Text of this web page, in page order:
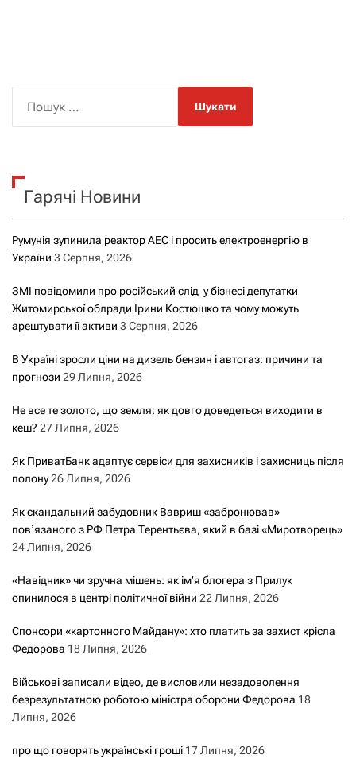
к
Гарячі Новини
Румунія зупинила реактор АЕС і просить електроенергію в
України 3 Серпня, 2026
ЗМІ повідомили про російський слід у бізнесі депутатки
Житомирської облради Ірини Костюшко та чому можуть
арештувати її активи 3 Серпня, 2026
В Україні зросли ціни на дизель бензин і автогаз: причини та
прогнози 29 Липня, 2026
Не все те золото, що земля: як довго доведеться виходити в
кеш? 27 Липня, 2026
Як ПриватБанк адаптує сервіси для захисників і захисниць після
полону26 Липня, 2026
Як скандальний забудовник Вавриш «забронював»
повʼязаного з РФ Петра Терентьєва, який в базі «Миротворець»
24 Липня, 2026
«Навідник» чи зручна мішень: як ім’я блогера з Прилук
опинилося в центрі політичної війни 22 Липня, 2026
Спонсори «картонного Майдану»: хто платить за захист крісла
Федорова 18 Липня, 2026
Військові записали відео, де висловили незадоволення
безрезультатною роботою міністра оборони Федорова 18
Липня, 2026
про що говорять українські гроші 17 Липня, 2026